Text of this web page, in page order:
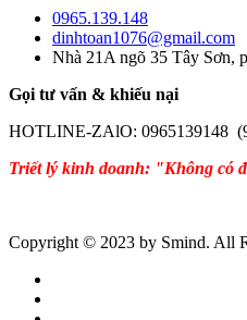
0965.139.148
dinhtoan1076@gmail.com
Nhà 21A ngõ 35 Tây Sơn,
Gọi tư vấn & khiếu nại
HOTLINE-ZAlO: 0965139148
Triết lý kinh doanh: "Không có
Copyright © 2023 by Smind. All